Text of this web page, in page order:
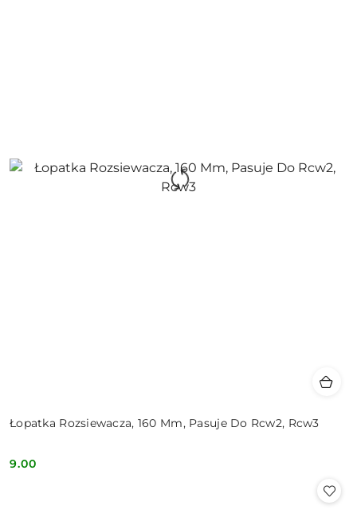
Łopatka Rozsiewacza, 160 Mm, Pasuje Do Rcw2, Rcw3
Cena:
9.00